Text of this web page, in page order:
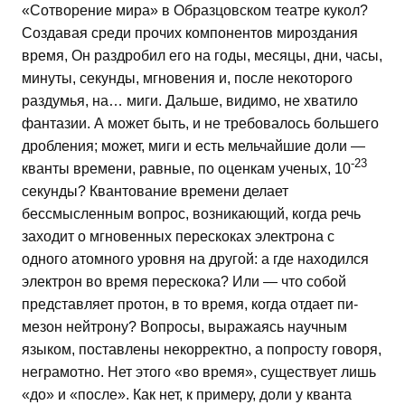
«Сотворение мира» в Образцовском театре кукол?
Создавая среди прочих компонентов мироздания
время, Он раздробил его на годы, месяцы, дни, часы,
минуты, секунды, мгновения и, после некоторого
раздумья, на… миги. Дальше, видимо, не хватило
фантазии. А может быть, и не требовалось большего
дробления; может, миги и есть мельчайшие доли —
кванты времени, равные, по оценкам ученых, 10-23
секунды? Квантование времени делает
бессмысленным вопрос, возникающий, когда речь
заходит о мгновенных перескоках электрона с
одного атомного уровня на другой: а где находился
электрон во время перескока? Или — что собой
представляет протон, в то время, когда отдает пи-
мезон нейтрону? Вопросы, выражаясь научным
языком, поставлены некорректно, а попросту говоря,
неграмотно. Нет этого «во время», существует лишь
«до» и «после». Как нет, к примеру, доли у кванта